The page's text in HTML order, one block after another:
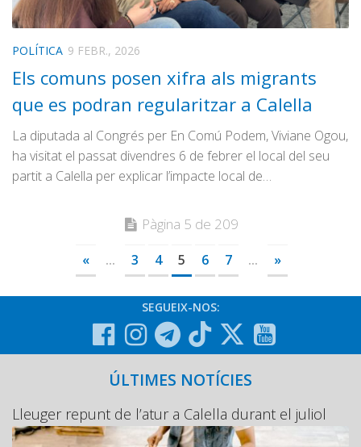
POLÍTICA 9 FEBR., 2026
Els comuns posen xifra als migrants
que es podran regularitzar a Calella
La diputada al Congrés per En Comú Podem, Viviane Ogou,
ha visitat el passat divendres 6 de febrer el local del seu
partit a Calella per explicar l’impacte local de…
Pàgina 5 de 209
« ... 3 4 5 6 7 ... »
SEGUEIX-NOS:
ÚLTIMES NOTÍCIES
Lleuger repunt de l’atur a Calella durant el juliol